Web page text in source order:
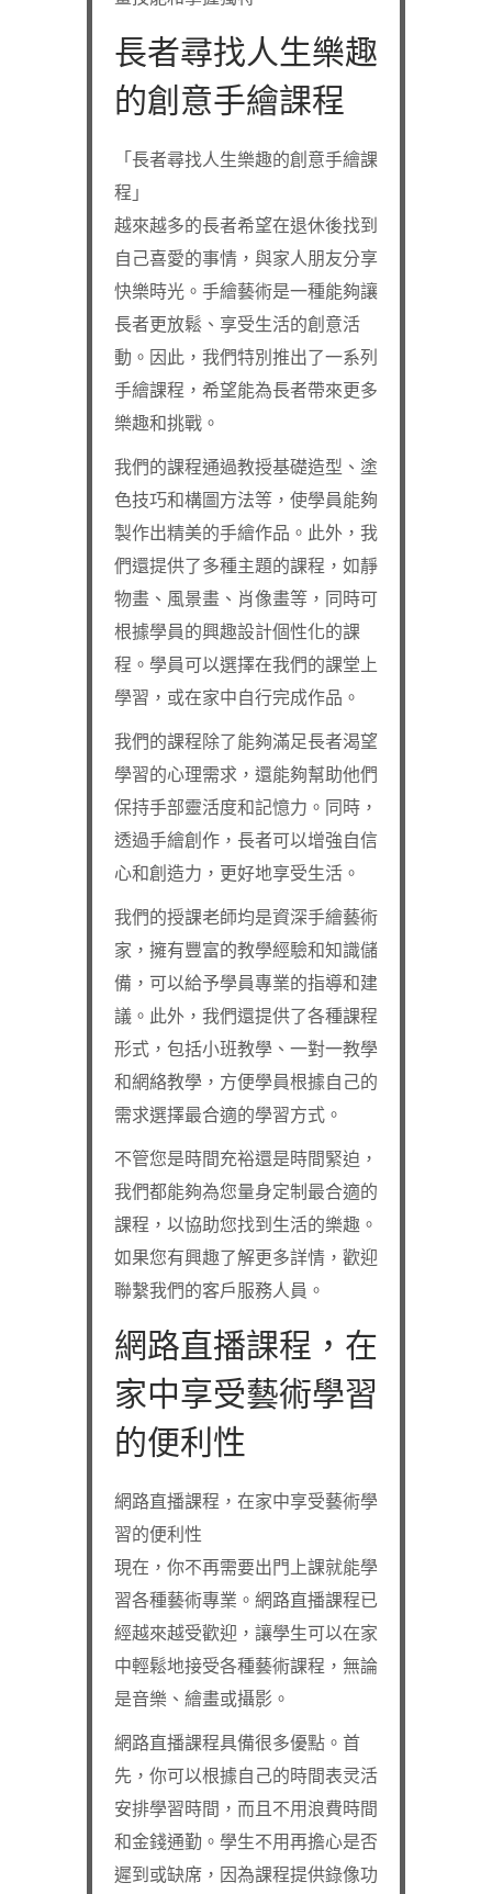
長者尋找人生樂趣
的創意手繪課程
「長者尋找人生樂趣的創意手繪課
程」
越來越多的長者希望在退休後找到
自己喜愛的事情，與家人朋友分享
快樂時光。手繪藝術是一種能夠讓
長者更放鬆、享受生活的創意活
動。因此，我們特別推出了一系列
手繪課程，希望能為長者帶來更多
樂趣和挑戰。
我們的課程通過教授基礎造型、塗
色技巧和構圖方法等，使學員能夠
製作出精美的手繪作品。此外，我
們還提供了多種主題的課程，如靜
物畫、風景畫、肖像畫等，同時可
根據學員的興趣設計個性化的課
程。學員可以選擇在我們的課堂上
學習，或在家中自行完成作品。
我們的課程除了能夠滿足長者渴望
學習的心理需求，還能夠幫助他們
保持手部靈活度和記憶力。同時，
透過手繪創作，長者可以增強自信
心和創造力，更好地享受生活。
我們的授課老師均是資深手繪藝術
家，擁有豐富的教學經驗和知識儲
備，可以給予學員專業的指導和建
議。此外，我們還提供了各種課程
形式，包括小班教學、一對一教學
和網絡教學，方便學員根據自己的
需求選擇最合適的學習方式。
不管您是時間充裕還是時間緊迫，
我們都能夠為您量身定制最合適的
課程，以協助您找到生活的樂趣。
如果您有興趣了解更多詳情，歡迎
聯繫我們的客戶服務人員。
網路直播課程，在
家中享受藝術學習
的便利性
網路直播課程，在家中享受藝術學
習的便利性
現在，你不再需要出門上課就能學
習各種藝術專業。網路直播課程已
經越來越受歡迎，讓學生可以在家
中輕鬆地接受各種藝術課程，無論
是音樂、繪畫或攝影。
網路直播課程具備很多優點。首
先，你可以根據自己的時間表灵活
安排學習時間，而且不用浪費時間
和金錢通勤。學生不用再擔心是否
遲到或缺席，因為課程提供錄像功